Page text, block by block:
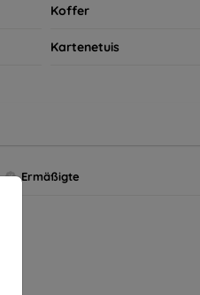
Koffer
Kartenetuis
Ermäßigte